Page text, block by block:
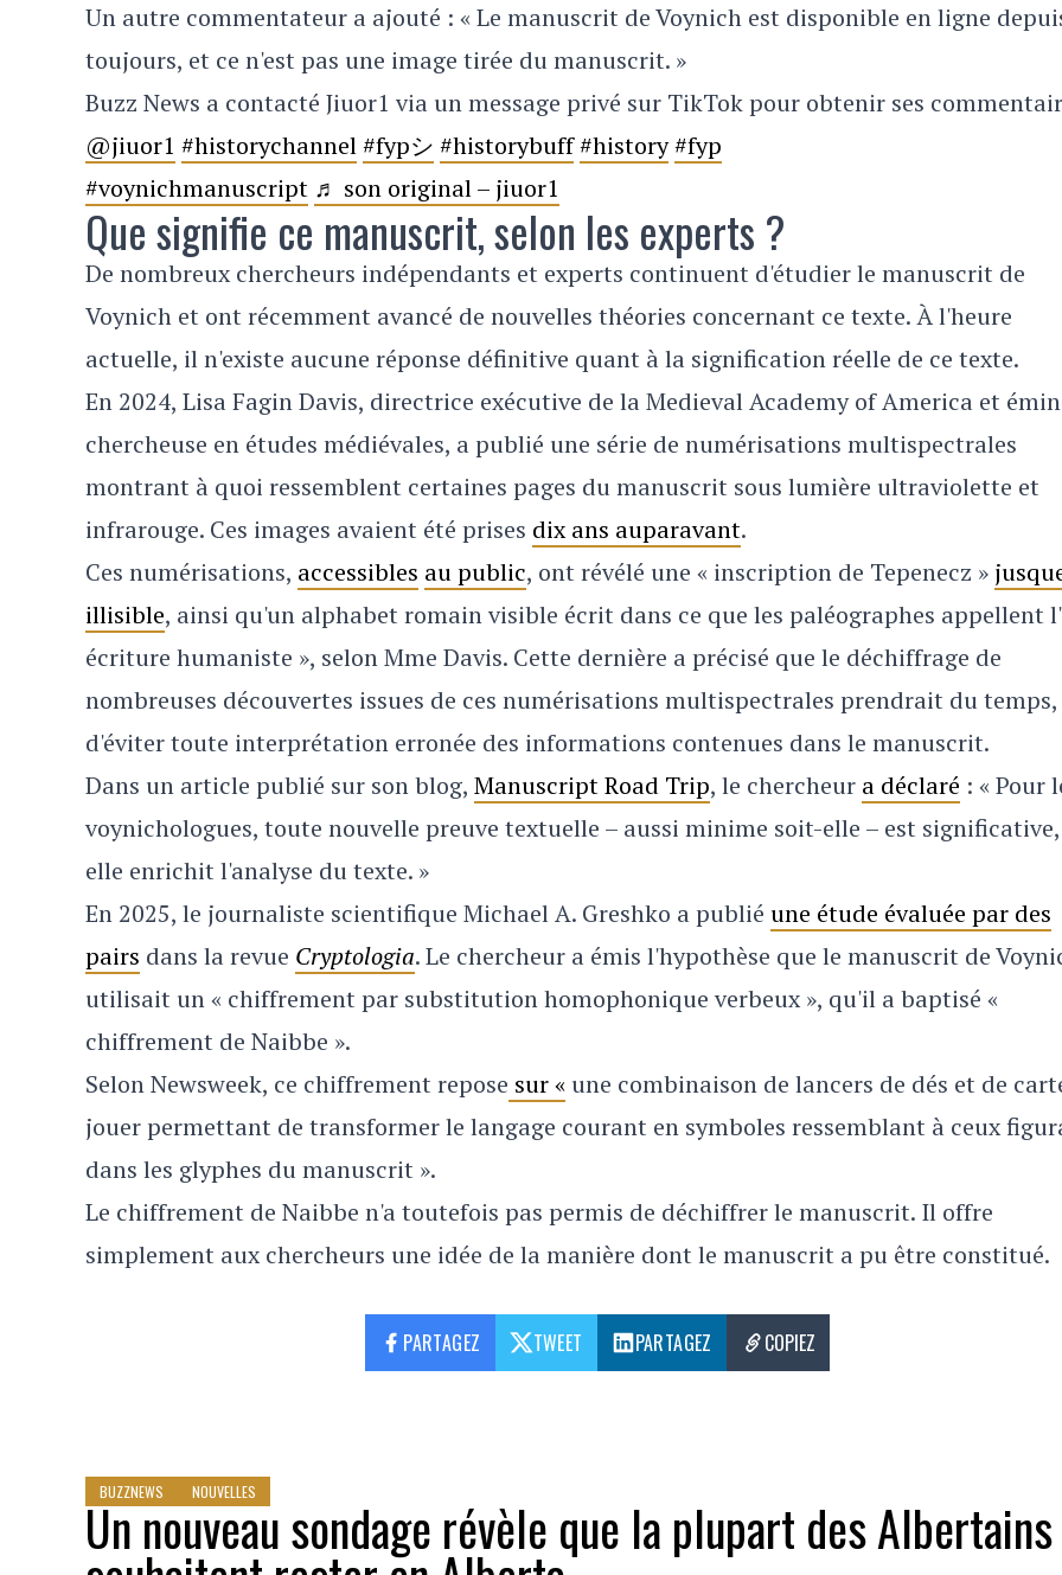
Un autre commentateur a ajouté : « Le manuscrit de Voynich est disponible en ligne
toujours, et ce n'est pas une image tirée du manuscrit. »
Buzz News a contacté Jiuor1 via un message privé sur TikTok pour obtenir ses
@jiuor1 #historychannel#fypシ #historybuff#history#fyp
#voynichmanuscript ♬ son original – jiuor1
Que signifie ce manuscrit, selon les experts ?
De nombreux chercheurs indépendants et experts continuent d'étudier le manuscrit de
Voynich et ont récemment avancé de nouvelles théories concernant ce texte. À l'heure
actuelle, il n'existe aucune réponse définitive quant à la signification réelle de ce texte.
En 2024, Lisa Fagin Davis, directrice exécutive de la Medieval Academy of America et
chercheuse en études médiévales, a publié une série de numérisations multispectrales
montrant à quoi ressemblent certaines pages du manuscrit sous lumière ultraviolette et
infrarouge. Ces images avaient été prises dix ans auparavant.
Ces numérisations, accessibles au public, ont révélé une « inscription de Tepenecz »
illisible, ainsi qu'un alphabet romain visible écrit dans ce que les paléographes appellent
écriture humaniste », selon Mme Davis. Cette dernière a précisé que le déchiffrage de
nombreuses découvertes issues de ces numérisations multispectrales prendrait du
d'éviter toute interprétation erronée des informations contenues dans le manuscrit.
Dans un article publié sur son blog, Manuscript Road Trip, le chercheur a déclaré : « Pour
voynichologues, toute nouvelle preuve textuelle – aussi minime soit-elle – est
elle enrichit l'analyse du texte. »
En 2025, le journaliste scientifique Michael A. Greshko a publié une étude évaluée par des
pairs dans la revue Cryptologia. Le chercheur a émis l'hypothèse que le manuscrit de
utilisait un « chiffrement par substitution homophonique verbeux », qu'il a baptisé «
chiffrement de Naibbe ».
Selon Newsweek, ce chiffrement repose sur « une combinaison de lancers de dés et de
jouer permettant de transformer le langage courant en symboles ressemblant à ceux
dans les glyphes du manuscrit ».
Le chiffrement de Naibbe n'a toutefois pas permis de déchiffrer le manuscrit. Il offre
simplement aux chercheurs une idée de la manière dont le manuscrit a pu être constitué.
PARTAGEZ TWEET PARTAGEZ COPIEZ
BUZZNEWS NOUVELLES
Un nouveau sondage révèle que la plupart des Albertains